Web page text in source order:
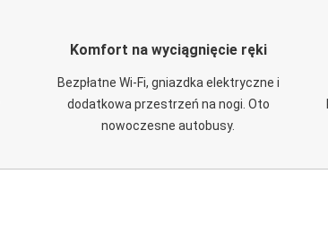
Komfort na wyciągnięcie ręki
Bezpłatne Wi-Fi, gniazdka elektryczne i
dodatkowa przestrzeń na nogi. Oto
nowoczesne autobusy.